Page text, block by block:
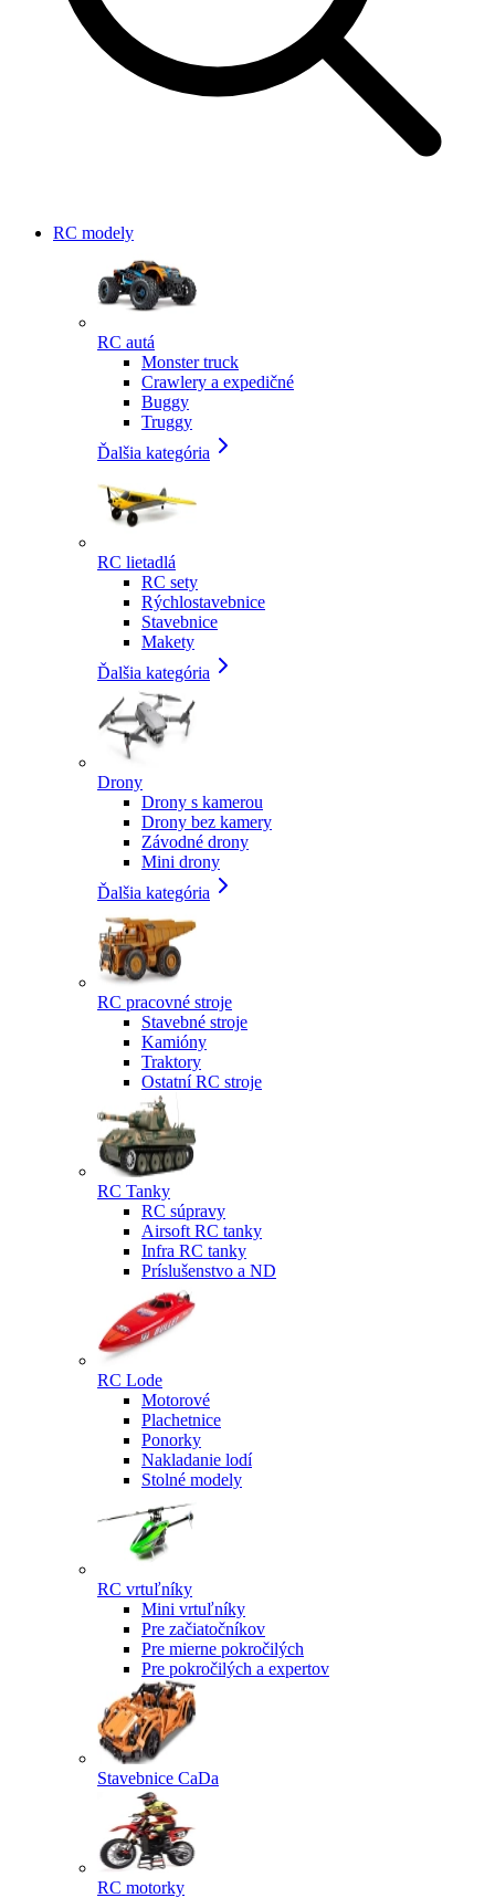
RC modely
RC autá
Monster truck
Crawlery a expedičné
Buggy
Truggy
Ďalšia kategória
RC lietadlá
RC sety
Rýchlostavebnice
Stavebnice
Makety
Ďalšia kategória
Drony
Drony s kamerou
Drony bez kamery
Závodné drony
Mini drony
Ďalšia kategória
RC pracovné stroje
Stavebné stroje
Kamióny
Traktory
Ostatní RC stroje
RC Tanky
RC súpravy
Airsoft RC tanky
Infra RC tanky
Príslušenstvo a ND
RC Lode
Motorové
Plachetnice
Ponorky
Nakladanie lodí
Stolné modely
RC vrtuľníky
Mini vrtuľníky
Pre začiatočníkov
Pre mierne pokročilých
Pre pokročilých a expertov
Stavebnice CaDa
RC motorky